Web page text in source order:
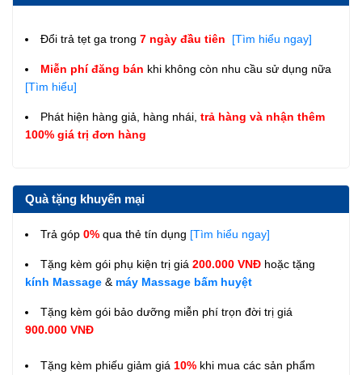
Đổi trả tẹt ga trong 7 ngày đầu tiên [Tìm hiểu ngay]
Miễn phí đăng bán khi không còn nhu cầu sử dụng nữa
[Tìm hiểu]
Phát hiện hàng giả, hàng nhái, trả hàng và nhận thêm
100% giá trị đơn hàng
Quà tặng khuyến mại
Trả góp 0% qua thẻ tín dụng [Tìm hiểu ngay]
Tặng kèm gói phụ kiện trị giá 200.000 VNĐ hoặc tặng
kính Massage & máy Massage bấm huyệt
Tặng kèm gói bảo dưỡng miễn phí trọn đời trị giá
900.000 VNĐ
Tặng kèm phiếu giảm giá 10% khi mua các sản phẩm